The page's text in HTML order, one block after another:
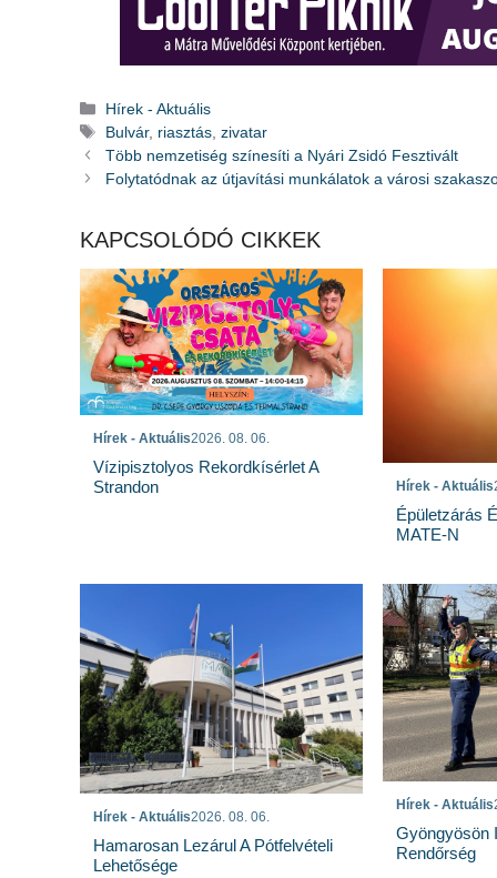
Kategória
Hírek - Aktuális
Címkék
Bulvár, riasztás ,zivatar
Több nemzetiség színesíti a Nyári Zsidó Fesztivált
Folytatódnak az útjavítási munkálatok a városi
KAPCSOLÓDÓ CIKKEK
Hírek - Aktuális2026. 08. 06.
Vízipisztolyos Rekordkísérlet A
Strandon
Hírek - Aktuális
Épületzárás
MATE-N
Hírek - Aktuális2026. 08. 06.
Hamarosan Lezárul A Pótfelvételi
Lehetősége
Hírek - Aktuális
Gyöngyösön
Rendőrség